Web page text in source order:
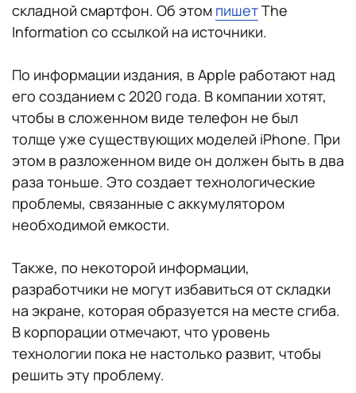
складной смартфон. Об этом пишетThe
Information со ссылкой на источники.
По информации издания, в Apple работают над
его созданием с 2020 года. В компании хотят,
чтобы в сложенном виде телефон не был
толще уже существующих моделей iPhone. При
этом в разложенном виде он должен быть в два
раза тоньше. Это создает технологические
проблемы, связанные с аккумулятором
необходимой емкости.
Также, по некоторой информации,
разработчики не могут избавиться от складки
на экране, которая образуется на месте сгиба.
В корпорации отмечают, что уровень
технологии пока не настолько развит, чтобы
решить эту проблему.